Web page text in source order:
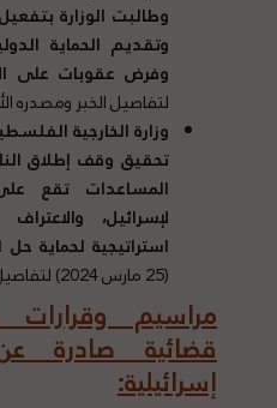
وطالبت الوزارة
وتقديم الحماية
وفرض عقوبات على
لتفاصيل الخبر ومصدره
وزارة الخارجية
تحقيق وقف إطلاق
المساعدات تقع
لإسرائيل،
استراتيجية لحماية
(25 مارس 2024) لتفاصيل الخبر ومصدره الأصلي،
مراسيم
قضائية صادرة
إسرائيلية: